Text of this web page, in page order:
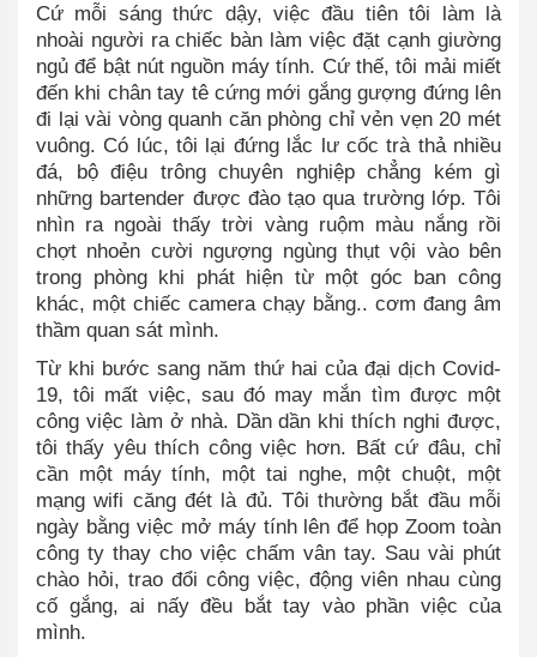
Cứ mỗi sáng thức dậy, việc đầu tiên tôi làm là
nhoài người ra chiếc bàn làm việc đặt cạnh giường
ngủ để bật nút nguồn máy tính. Cứ thế, tôi mải miết
đến khi chân tay tê cứng mới gắng gượng đứng lên
đi lại vài vòng quanh căn phòng chỉ vẻn vẹn 20 mét
vuông. Có lúc, tôi lại đứng lắc lư cốc trà thả nhiều
đá, bộ điệu trông chuyên nghiệp chẳng kém gì
những bartender được đào tạo qua trường lớp. Tôi
nhìn ra ngoài thấy trời vàng ruộm màu nắng rồi
chợt nhoẻn cười ngượng ngùng thụt vội vào bên
trong phòng khi phát hiện từ một góc ban công
khác, một chiếc camera chạy bằng.. cơm đang âm
thầm quan sát mình.
Từ khi bước sang năm thứ hai của đại dịch Covid-
19, tôi mất việc, sau đó may mắn tìm được một
công việc làm ở nhà. Dần dần khi thích nghi được,
tôi thấy yêu thích công việc hơn. Bất cứ đâu, chỉ
cần một máy tính, một tai nghe, một chuột, một
mạng wifi căng đét là đủ. Tôi thường bắt đầu mỗi
ngày bằng việc mở máy tính lên để họp Zoom toàn
công ty thay cho việc chấm vân tay. Sau vài phút
chào hỏi, trao đổi công việc, động viên nhau cùng
cố gắng, ai nấy đều bắt tay vào phần việc của
mình.